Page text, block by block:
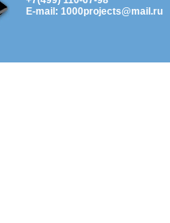
E-mail: 1000projects@mail.ru